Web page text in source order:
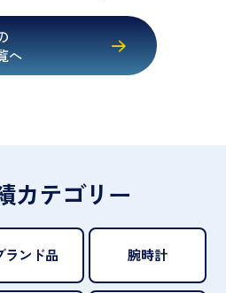
へ
カテゴリー
ランド品 腕時計